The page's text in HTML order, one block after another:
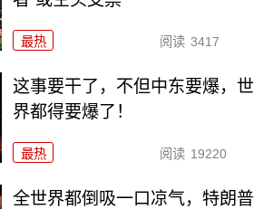
最热 阅读 3417
这事要干了，不但中东要爆，世
界都得要爆了！
最热 阅读 19220
全世界都倒吸一口凉气，特朗普